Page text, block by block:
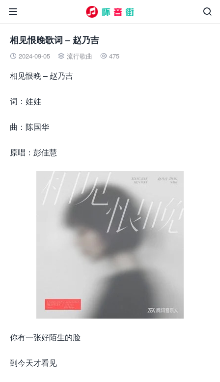


相见恨晚歌词 – 赵乃吉
 2024-09-05  流行歌曲  475
相见恨晚 – 赵乃吉
词：娃娃
曲：陈国华
原唱：彭佳慧
你有一张好陌生的脸
到今天才看见